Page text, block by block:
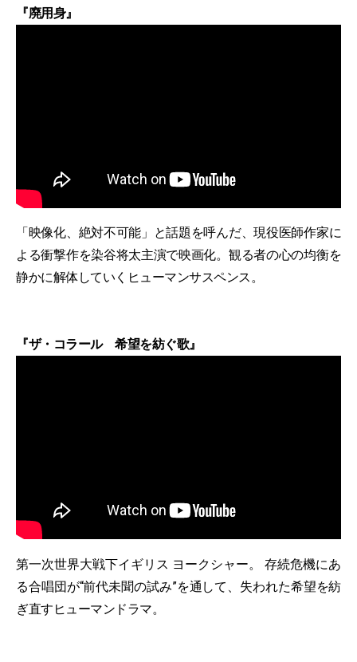
『廃用身』
「映像化、絶対不可能」と話題を呼んだ、現役医師作家に
よる衝撃作を染谷将太主演で映画化。観る者の心の均衡を
静かに解体していくヒューマンサスペンス。
『ザ・コラール 希望を紡ぐ歌』
第一次世界大戦下イギリス ヨークシャー。 存続危機にあ
る合唱団が“前代未聞の試み”を通して、失われた希望を紡
ぎ直すヒューマンドラマ。